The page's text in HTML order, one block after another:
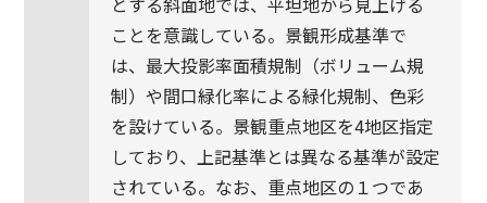
ことを意識している。景観形成基準で
は、最大投影率面積規制（ボリューム規
制）や間口緑化率による緑化規制、色彩
を設けている。景観重点地区を4地区指定
しており、上記基準とは異なる基準が設定
されている。なお、重点地区の１つであ